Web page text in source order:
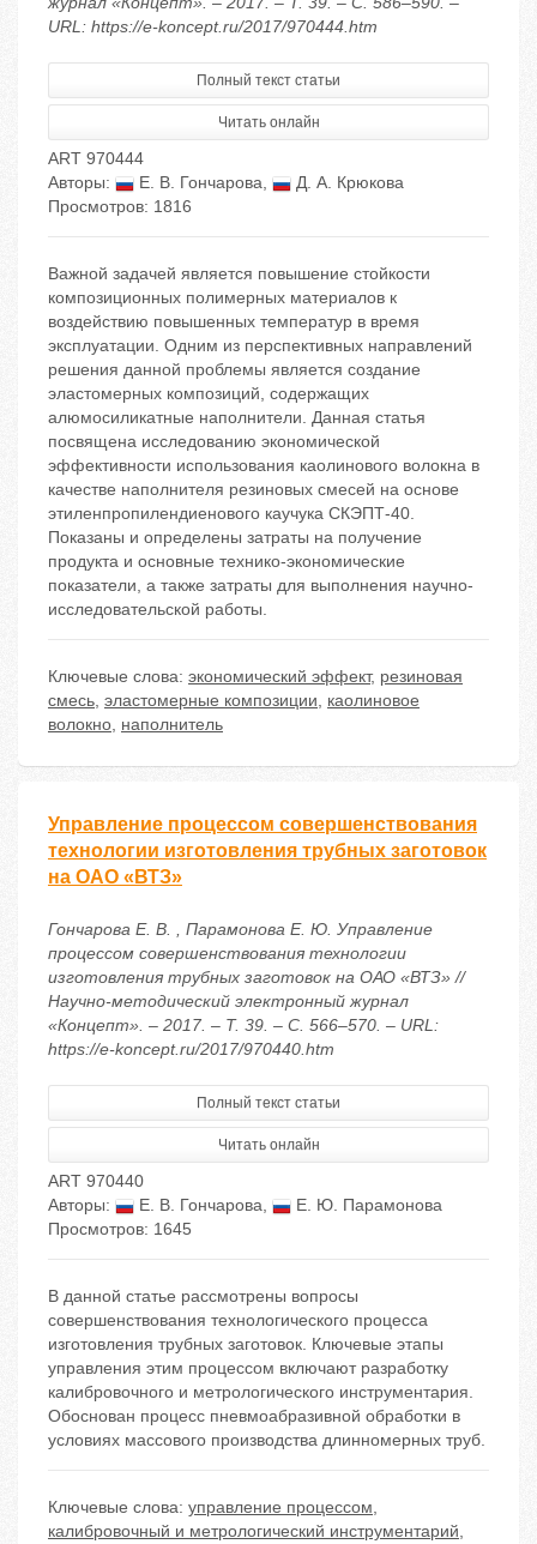
URL: https://e-koncept.ru/2017/970444.htm
Полный текст статьи
Читать онлайн
ART 970444
Авторы:
Е. В. Гончарова,
Д. А. Крюкова
Просмотров: 1816
Важной задачей является повышение стойкости
композиционных полимерных материалов к
воздействию повышенных температур в время
эксплуатации. Одним из перспективных направлений
решения данной проблемы является создание
эластомерных композиций, содержащих
алюмосиликатные наполнители. Данная статья
посвящена исследованию экономической
эффективности использования каолинового волокна в
качестве наполнителя резиновых смесей на основе
этиленпропилендиенового каучука СКЭПТ-40.
Показаны и определены затраты на получение
продукта и основные технико-экономические
показатели, а также затраты для выполнения научно-
исследовательской работы.
Ключевые слова: экономический эффект, резиновая
смесь, эластомерные композиции, каолиновое
волокно, наполнитель
Управление процессом совершенствования
технологии изготовления трубных заготовок
на ОАО «ВТЗ»
Гончарова Е. В. , Парамонова Е. Ю. Управление
процессом совершенствования технологии
изготовления трубных заготовок на ОАО «ВТЗ» //
Научно-методический электронный журнал
«Концепт». – 2017. – Т. 39. – С. 566–570. – URL:
https://e-koncept.ru/2017/970440.htm
Полный текст статьи
Читать онлайн
ART 970440
Авторы:
Е. В. Гончарова,
Е. Ю. Парамонова
Просмотров: 1645
В данной статье рассмотрены вопросы
совершенствования технологического процесса
изготовления трубных заготовок. Ключевые этапы
управления этим процессом включают разработку
калибровочного и метрологического инструментария.
Обоснован процесс пневмоабразивной обработки в
условиях массового производства длинномерных труб.
Ключевые слова: управление процессом,
калибровочный и метрологический инструментарий,